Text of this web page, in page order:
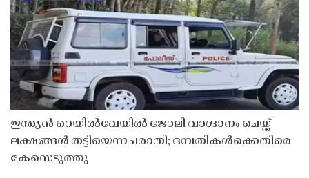
ഇന്ത്യൻ റെയിൽവേയിൽ ജോലി വാഗ്ദാനം ചെയ്ത്
ലക്ഷങ്ങൾ തട്ടിയെന്ന പരാതി; ദമ്പതികൾക്കെതിരെ
കേസെടുത്തു